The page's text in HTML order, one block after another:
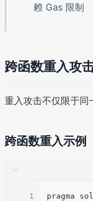
赖 Gas 限制
跨函数重入攻
重入攻击不仅限于同
跨函数重入示例
1
pragma